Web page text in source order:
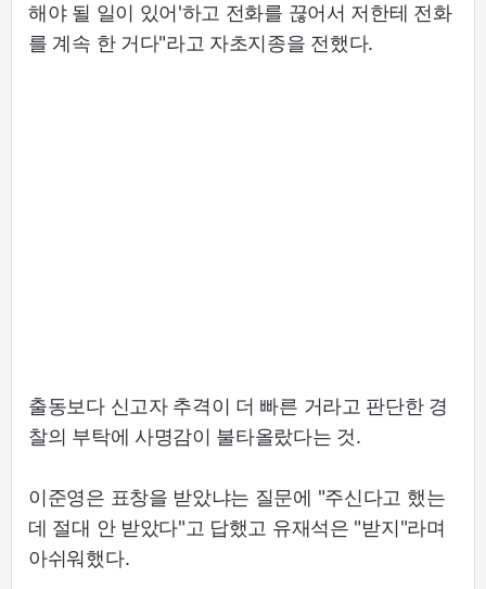
해야 될 일이 있어'하고 전화를 끊어서 저한테 전화
를 계속 한 거다"라고 자초지종을 전했다.
출동보다 신고자 추격이 더 빠른 거라고 판단한 경
찰의 부탁에 사명감이 불타올랐다는 것.
이준영은 표창을 받았냐는 질문에 "주신다고 했는
데 절대 안 받았다"고 답했고 유재석은 "받지"라며
아쉬워했다.